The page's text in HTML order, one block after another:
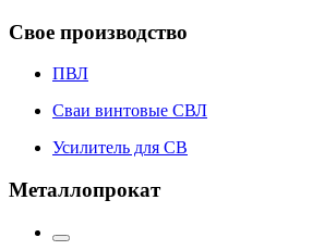
Свое производство
ПВЛ
Сваи винтовые СВЛ
Усилитель для СВ
Металлопрокат